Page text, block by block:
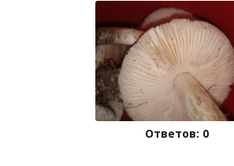
Ответов: 0